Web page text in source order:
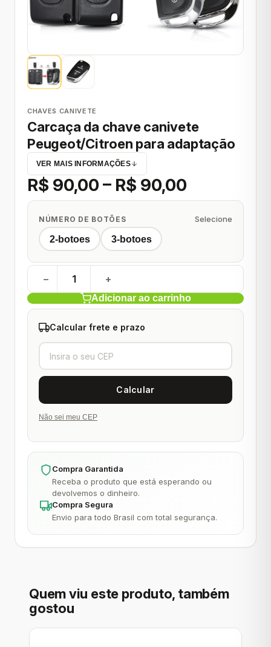
CHAVES CANIVETE
Carcaça da chave canivete
Peugeot/Citroen para adaptação
VER MAIS INFORMAÇÕES
R$ 90,00 – R$ 90,00
NÚMERO DE BOTÕES Selecione
2-botoes 3-botoes
− +
Adicionar ao carrinho
Calcular frete e prazo
Não sei meu CEP
Compra Garantida
Receba o produto que está esperando ou
devolvemos o dinheiro.
Compra Segura
Envio para todo Brasil com total segurança.
Quem viu este produto, também
gostou